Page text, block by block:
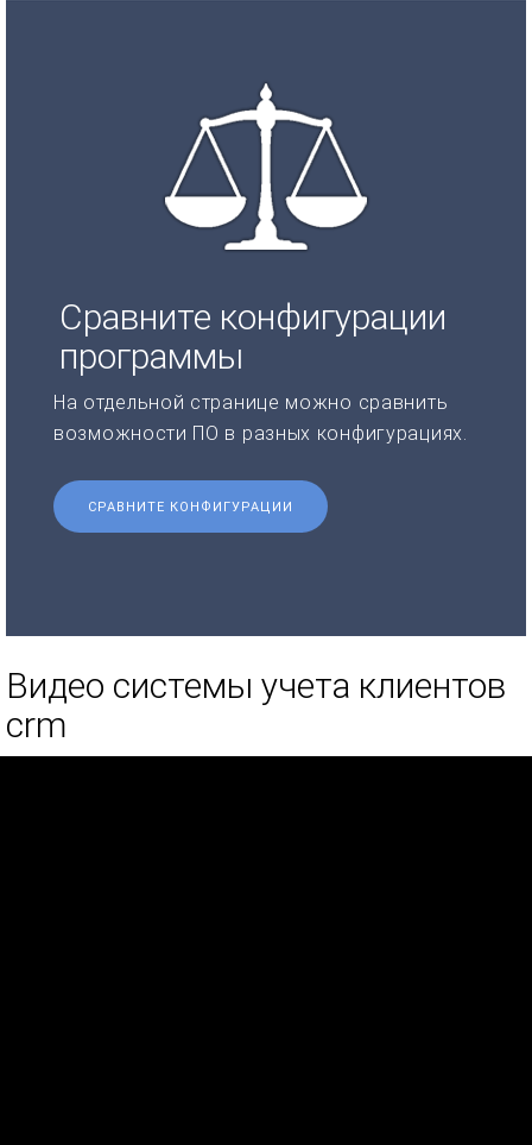
Сравните конфигурации
программы
На отдельной странице можно сравнить
возможности ПО в разных конфигурациях.
СРАВНИТЕ КОНФИГУРАЦИИ
Видео системы учета клиентов
crm